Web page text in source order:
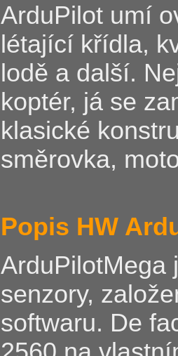
ArduPilot umí
létající křídla,
lodě a další.
koptér, já se
klasické
směrovka,
Popis HW
ArduPilotMega
senzory,
softwaru. De